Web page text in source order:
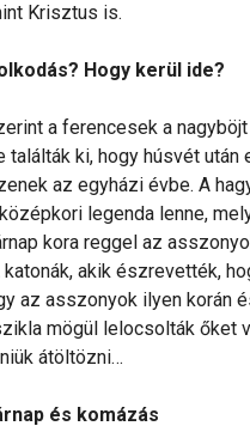
Krisztus is.
Hogy kerül ide?
a ferencesek a
találták ki, hogy húsvét után
az egyházi évbe. A
legenda lenne,
kora reggel az
akik észrevették,
az asszonyok ilyen korán
mögül lelocsolták őket
átöltözni…
és komázás